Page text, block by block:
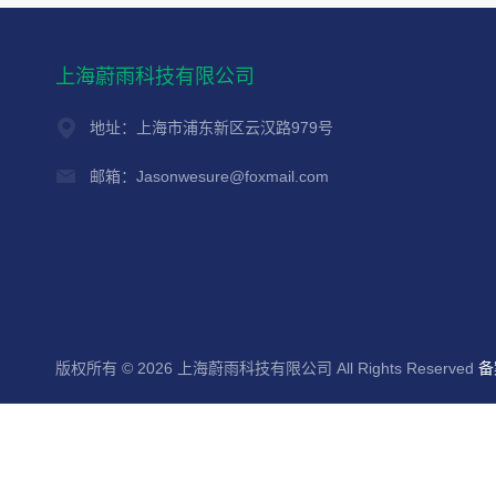
上海蔚雨科技有限公司
地址：上海市浦东新区云汉路979号
邮箱：Jasonwesure@foxmail.com
版权所有 © 2026 上海蔚雨科技有限公司 All Rights Reserved